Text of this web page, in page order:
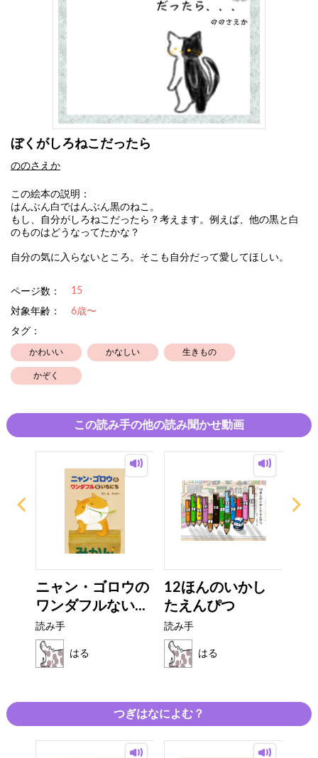
ぼくがしろねこだったら
ののさえか
この絵本の説明：
はんぶん白ではんぶん黒のねこ。
もし、自分がしろねこだったら？考えます。例えば、他の黒と白
のものはどうなってたかな？
自分の気に入らないところ。そこも自分だって愛してほしい。
ページ数： 15
対象年齢：
6歳〜
タグ：
かわいい かなしい 生きもの
かぞく
この読み手の他の読み聞かせ動画
ニャン・ゴロウの
ワンダフルない...
読み手
はる
12ほんのいかし
たえんぴつ
読み手
はる
つぎはなによむ？